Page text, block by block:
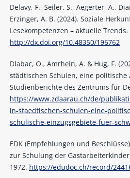
Delavy, F., Seiler, S., Aegerter, A.,
Erzinger, A. B. (2024). Soziale
Lesekompetenzen – aktuelle
http://dx.doi.org/10.48350/196762
Dlabac, O., Amrhein, A. & Hug, F.
städtischen Schulen, eine politische
Studienberichte des Zentrums für
https://www.zdaarau.ch/de/
in-staedtischen-schulen-eine-
schulische-einzugsgebiete-fuer-
EDK (Empfehlungen und
zur Schulung der
1972. https://edudoc.ch/record/